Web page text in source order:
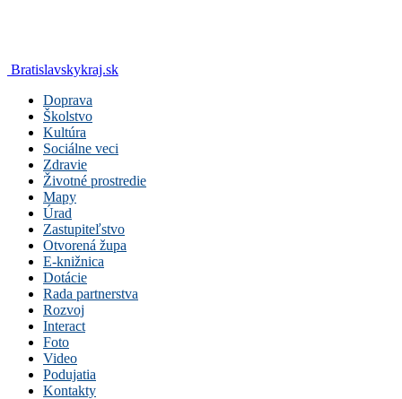
Bratislavskykraj.sk
Doprava
Školstvo
Kultúra
Sociálne veci
Zdravie
Životné prostredie
Mapy
Úrad
Zastupiteľstvo
Otvorená župa
E-knižnica
Dotácie
Rada partnerstva
Rozvoj
Interact
Foto
Video
Podujatia
Kontakty